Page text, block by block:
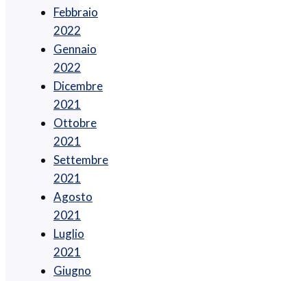
Febbraio
2022
Gennaio
2022
Dicembre
2021
Ottobre
2021
Settembre
2021
Agosto
2021
Luglio
2021
Giugno